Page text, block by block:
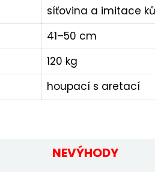
síťovina a imitace
41–50 cm
120 kg
houpací s aretací
NEVÝHODY